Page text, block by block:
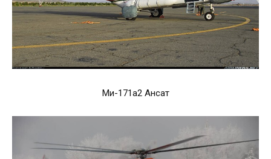
Ми-171а2 Ансат